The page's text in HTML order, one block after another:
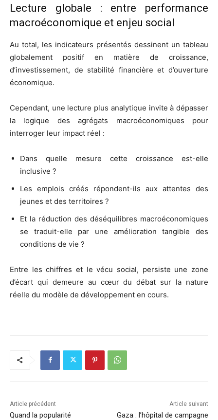
Lecture globale : entre performance
macroéconomique et enjeu social
Au total, les indicateurs présentés dessinent un tableau
globalement positif en matière de croissance,
d’investissement, de stabilité financière et d’ouverture
économique.
Cependant, une lecture plus analytique invite à dépasser
la logique des agrégats macroéconomiques pour
interroger leur impact réel :
Dans quelle mesure cette croissance est-elle
inclusive ?
Les emplois créés répondent-ils aux attentes des
jeunes et des territoires ?
Et la réduction des déséquilibres macroéconomiques
se traduit-elle par une amélioration tangible des
conditions de vie ?
Entre les chiffres et le vécu social, persiste une zone
d’écart qui demeure au cœur du débat sur la nature
réelle du modèle de développement en cours.
Article précédent
Quand la popularité
Article suivant
Gaza : l’hôpital de campagne